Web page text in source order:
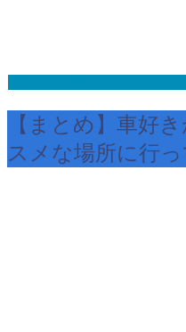
【まとめ】車好
スメな場所に行